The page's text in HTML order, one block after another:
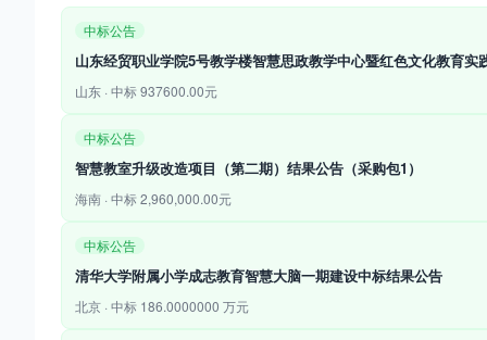
中标公告
山东经贸职业学院5号教学楼智慧思政教学中心暨红色文化教育
山东 · 中标 937600.00元
中标公告
智慧教室升级改造项目（第二期）结果公告（采购包1）
海南 · 中标 2,960,000.00元
中标公告
清华大学附属小学成志教育智慧大脑一期建设中标结果公告
北京 · 中标 186.0000000 万元